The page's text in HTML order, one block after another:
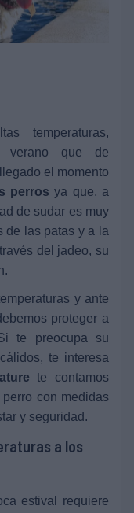
temperaturas,
verano que de
el momento
perros ya que, a
de sudar es muy
de las patas y a la
del jadeo, su
y ante
proteger a
te preocupa su
te interesa
te contamos
con medidas
y seguridad.
a los
estival requiere